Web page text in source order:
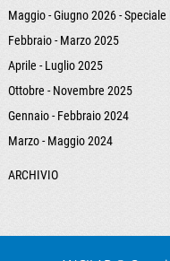
Maggio - Giugno 2026 - Speciale
Febbraio - Marzo 2025
Aprile - Luglio 2025
Ottobre - Novembre 2025
Gennaio - Febbraio 2024
Marzo - Maggio 2024
ARCHIVIO